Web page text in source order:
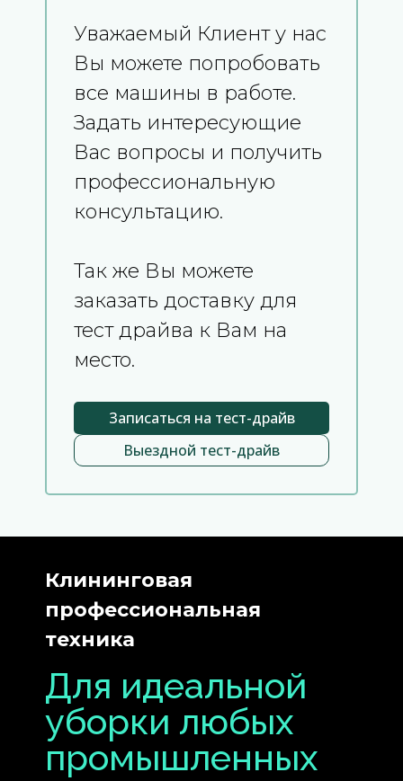
Уважаемый Клиент у нас
Вы можете попробовать
все машины в работе.
Задать интересующие
Вас вопросы и получить
профессиональную
консультацию.
Так же Вы можете
заказать доставку для
тест драйва к Вам на
место.
Записаться на тест-драйв
Выездной тест-драйв
Клининговая
профессиональная
техника
Для идеальной
уборки любых
промышленных